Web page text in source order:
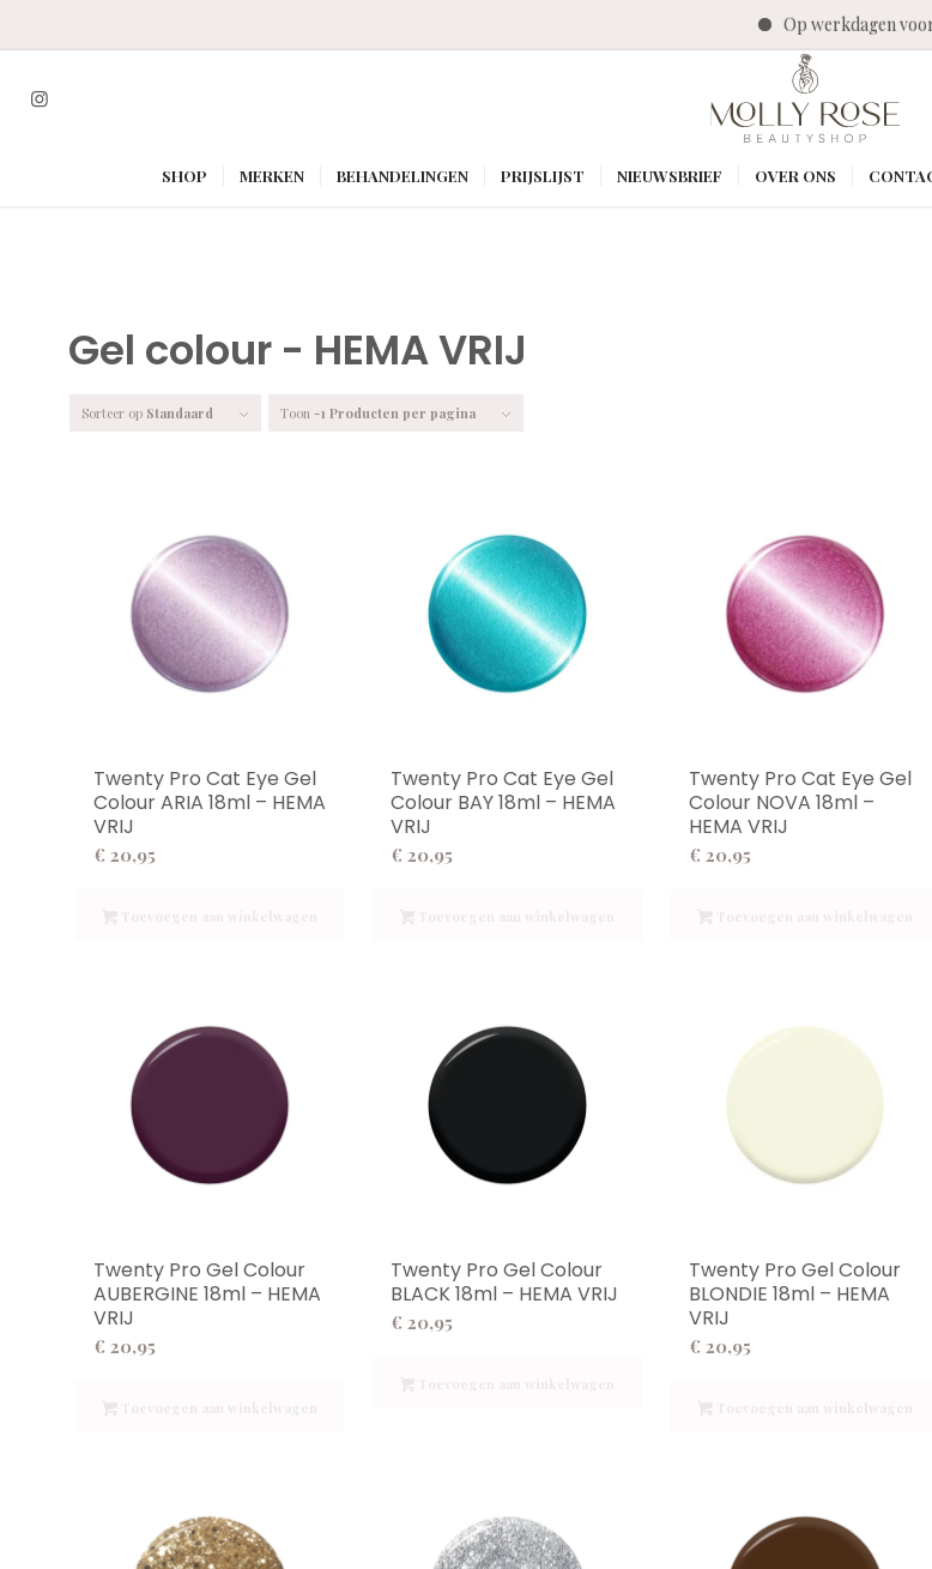
Op werkdagen voor 14:00
SHOP MERKEN BEHANDELINGEN PRIJSLIJST NIEUWSBRIEF OVER ONS
Gel colour - HEMA VRIJ
Sorteer op Standaard Toon -1 Producten per pagina
Twenty Pro Cat Eye Gel
Colour ARIA 18ml – HEMA
VRIJ
€ 20,95
Twenty Pro Cat Eye Gel
Colour BAY 18ml – HEMA
VRIJ
€ 20,95
Twenty Pro Cat Eye Gel
Colour NOVA 18ml –
HEMA VRIJ
€ 20,95
Twenty Pro Gel Colour
AUBERGINE 18ml – HEMA
VRIJ
€ 20,95
Twenty Pro Gel Colour
BLACK 18ml – HEMA VRIJ
€ 20,95
Twenty Pro Gel Colour
BLONDIE 18ml – HEMA
VRIJ
€ 20,95